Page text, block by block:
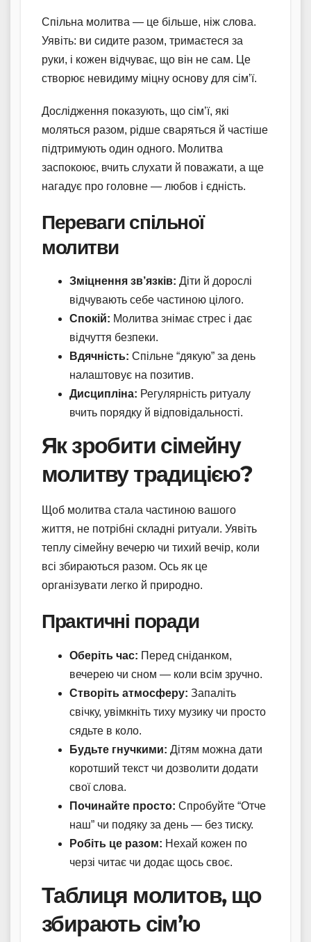
Спільна молитва — це більше, ніж слова.
Уявіть: ви сидите разом, тримаєтеся за
руки, і кожен відчуває, що він не сам. Це
створює невидиму міцну основу для сім’ї.
Дослідження показують, що сім’ї, які
моляться разом, рідше сваряться й частіше
підтримують один одного. Молитва
заспокоює, вчить слухати й поважати, а ще
нагадує про головне — любов і єдність.
Переваги спільної
молитви
Зміцнення зв’язків: Діти й дорослі
відчувають себе частиною цілого.
Спокій: Молитва знімає стрес і дає
відчуття безпеки.
Вдячність: Спільне “дякую” за день
налаштовує на позитив.
Дисципліна: Регулярність ритуалу
вчить порядку й відповідальності.
Як зробити сімейну
молитву традицією?
Щоб молитва стала частиною вашого
життя, не потрібні складні ритуали. Уявіть
теплу сімейну вечерю чи тихий вечір, коли
всі збираються разом. Ось як це
організувати легко й природно.
Практичні поради
Оберіть час: Перед сніданком,
вечерею чи сном — коли всім зручно.
Створіть атмосферу: Запаліть
свічку, увімкніть тиху музику чи просто
сядьте в коло.
Будьте гнучкими: Дітям можна дати
коротший текст чи дозволити додати
свої слова.
Починайте просто: Спробуйте “Отче
наш” чи подяку за день — без тиску.
Робіть це разом: Нехай кожен по
черзі читає чи додає щось своє.
Таблиця молитов, що
збирають сім’ю